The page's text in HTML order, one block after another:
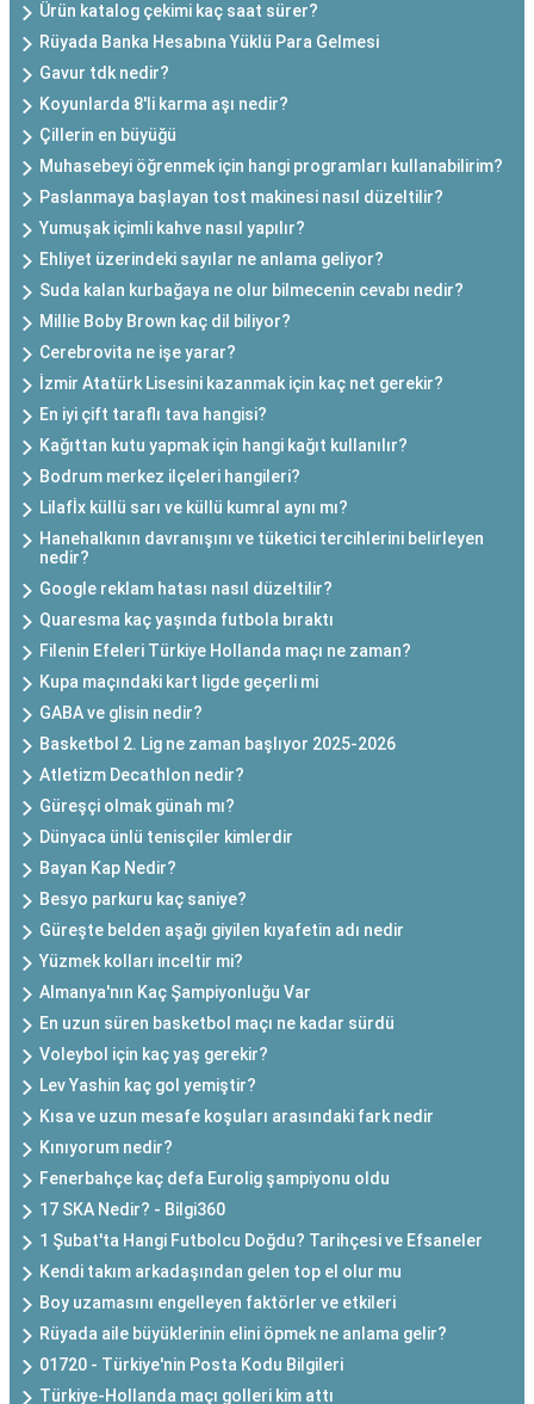
Ürün katalog çekimi kaç saat sürer?
Rüyada Banka Hesabına Yüklü Para Gelmesi
Gavur tdk nedir?
Koyunlarda 8'li karma aşı nedir?
Çillerin en büyüğü
Muhasebeyi öğrenmek için hangi programları kullanabilirim?
Paslanmaya başlayan tost makinesi nasıl düzeltilir?
Yumuşak içimli kahve nasıl yapılır?
Ehliyet üzerindeki sayılar ne anlama geliyor?
Suda kalan kurbağaya ne olur bilmecenin cevabı nedir?
Millie Boby Brown kaç dil biliyor?
Cerebrovita ne işe yarar?
İzmir Atatürk Lisesini kazanmak için kaç net gerekir?
En iyi çift taraflı tava hangisi?
Kağıttan kutu yapmak için hangi kağıt kullanılır?
Bodrum merkez ilçeleri hangileri?
Lilafİx küllü sarı ve küllü kumral aynı mı?
Hanehalkının davranışını ve tüketici tercihlerini belirleyen
nedir?
Google reklam hatası nasıl düzeltilir?
Quaresma kaç yaşında futbola bıraktı
Filenin Efeleri Türkiye Hollanda maçı ne zaman?
Kupa maçındaki kart ligde geçerli mi
GABA ve glisin nedir?
Basketbol 2. Lig ne zaman başlıyor 2025-2026
Atletizm Decathlon nedir?
Güreşçi olmak günah mı?
Dünyaca ünlü tenisçiler kimlerdir
Bayan Kap Nedir?
Besyo parkuru kaç saniye?
Güreşte belden aşağı giyilen kıyafetin adı nedir
Yüzmek kolları inceltir mi?
Almanya'nın Kaç Şampiyonluğu Var
En uzun süren basketbol maçı ne kadar sürdü
Voleybol için kaç yaş gerekir?
Lev Yashin kaç gol yemiştir?
Kısa ve uzun mesafe koşuları arasındaki fark nedir
Kınıyorum nedir?
Fenerbahçe kaç defa Eurolig şampiyonu oldu
17 SKA Nedir? - Bilgi360
1 Şubat'ta Hangi Futbolcu Doğdu? Tarihçesi ve Efsaneler
Kendi takım arkadaşından gelen top el olur mu
Boy uzamasını engelleyen faktörler ve etkileri
Rüyada aile büyüklerinin elini öpmek ne anlama gelir?
01720 - Türkiye'nin Posta Kodu Bilgileri
Türkiye-Hollanda maçı golleri kim attı